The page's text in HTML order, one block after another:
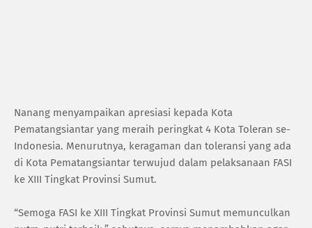
Nanang menyampaikan apresiasi kepada Kota
Pematangsiantar yang meraih peringkat 4 Kota Toleran se-
Indonesia. Menurutnya, keragaman dan toleransi yang ada
di Kota Pematangsiantar terwujud dalam pelaksanaan FASI
ke XIII Tingkat Provinsi Sumut.
“Semoga FASI ke XIII Tingkat Provinsi Sumut memunculkan